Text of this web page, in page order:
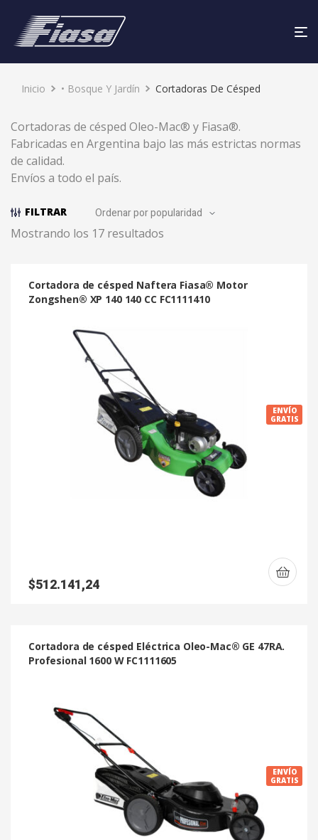
Inicio • Bosque Y Jardín Cortadoras De Césped
Cortadoras de césped Oleo-Mac® y Fiasa®.
Fabricadas en Argentina bajo las más estrictas normas
de calidad.
Envíos a todo el país.
FILTRAR
Mostrando los 17 resultados
Cortadora de césped Naftera Fiasa® Motor
Zongshen® XP 140 140 CC FC1111410
ENVÍO
GRATIS
$512.141,24
Cortadora de césped Eléctrica Oleo-Mac® GE 47RA.
Profesional 1600 W FC1111605
ENVÍO
GRATIS